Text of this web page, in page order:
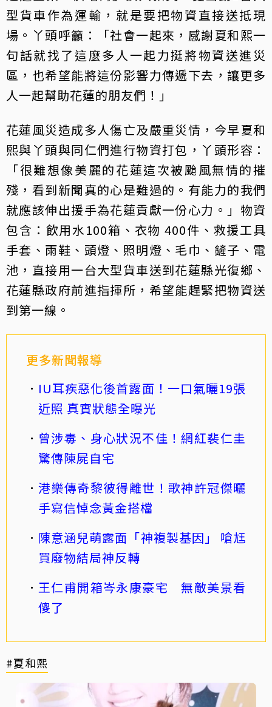
型貨車作為運輸，就是要把物資直接送抵現
場。丫頭呼籲：「社會一起來，感謝夏和熙一
句話就找了這麼多人一起力挺將物資送進災
區，也希望能將這份影響力傳遞下去，讓更多
人一起幫助花蓮的朋友們！」
花蓮風災造成多人傷亡及嚴重災情，今早夏和
熙與丫頭與同仁們進行物資打包，丫頭形容：
「很難想像美麗的花蓮這次被颱風無情的摧
殘，看到新聞真的心是難過的。有能力的我們
就應該伸出援手為花蓮貢獻一份心力。」物資
包含：飲用水100箱、衣物 400件、救援工具
手套、雨鞋、頭燈、照明燈、毛巾、鏟子、電
池，直接用一台大型貨車送到花蓮縣光復鄉、
花蓮縣政府前進指揮所，希望能趕緊把物資送
到第一線。
更多新聞報導
IU耳疾惡化後首露面！一口氣曬19張
近照 真實狀態全曝光
曾涉毒、身心狀況不佳！網紅裴仁圭
驚傳陳屍自宅
港樂傳奇黎彼得離世！歌神許冠傑曬
手寫信悼念黃金搭檔
陳意涵兒萌露面「神複製基因」 嗆尪
買廢物結局神反轉
王仁甫開箱岑永康豪宅 無敵美景看
傻了
#夏和熙